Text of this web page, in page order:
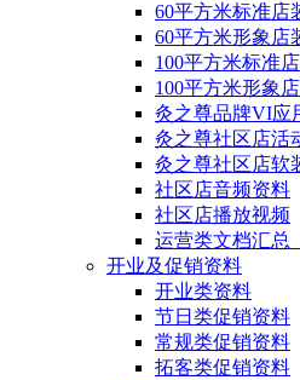
60平方米标准店
60平方米形象店
100平方米标准
100平方米形象
灸之尊品牌VI应
灸之尊社区店活
灸之尊社区店软
社区店音频资料
社区店播放视频
运营类文档汇总
开业及促销资料
开业类资料
节日类促销资料
常规类促销资料
拓客类促销资料